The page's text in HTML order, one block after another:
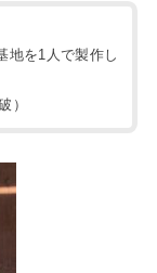
地を1人で製作し
）